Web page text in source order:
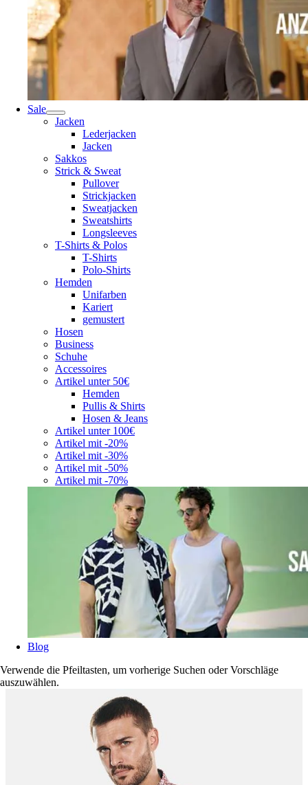
Sale
Jacken
Lederjacken
Jacken
Sakkos
Strick & Sweat
Pullover
Strickjacken
Sweatjacken
Sweatshirts
Longsleeves
T-Shirts & Polos
T-Shirts
Polo-Shirts
Hemden
Unifarben
Kariert
gemustert
Hosen
Business
Schuhe
Accessoires
Artikel unter 50€
Hemden
Pullis & Shirts
Hosen & Jeans
Artikel unter 100€
Artikel mit -20%
Artikel mit -30%
Artikel mit -50%
Artikel mit -70%
Blog
Verwende die Pfeiltasten, um vorherige Suchen oder Vorschläge
auszuwählen.